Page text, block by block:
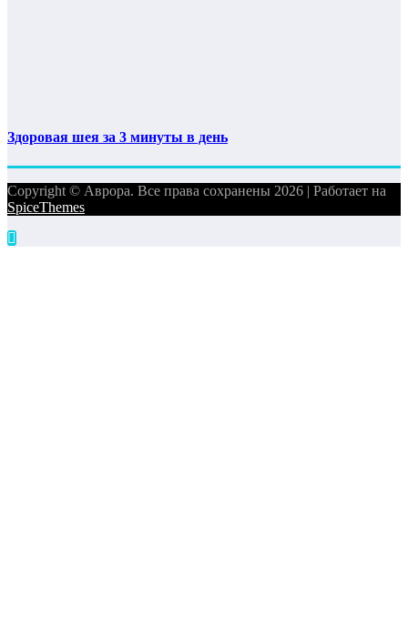
Здоровая шея за 3 минуты в день
Copyright © Аврора. Все права сохранены 2026 | Работает на
SpiceThemes